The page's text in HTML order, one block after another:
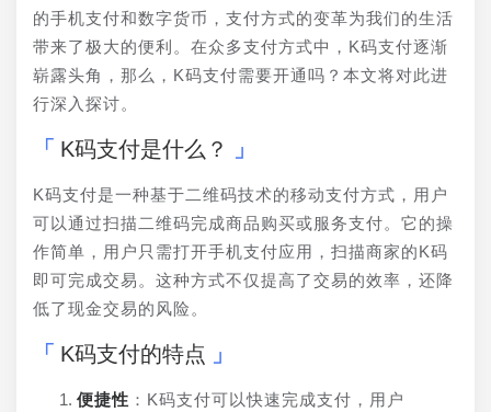
的手机支付和数字货币，支付方式的变革为我们的生活
带来了极大的便利。在众多支付方式中，K码支付逐渐
崭露头角，那么，K码支付需要开通吗？本文将对此进
行深入探讨。
K码支付是什么？
K码支付是一种基于二维码技术的移动支付方式，用户
可以通过扫描二维码完成商品购买或服务支付。它的操
作简单，用户只需打开手机支付应用，扫描商家的K码
即可完成交易。这种方式不仅提高了交易的效率，还降
低了现金交易的风险。
K码支付的特点
便捷性 ：K码支付可以快速完成支付，用户